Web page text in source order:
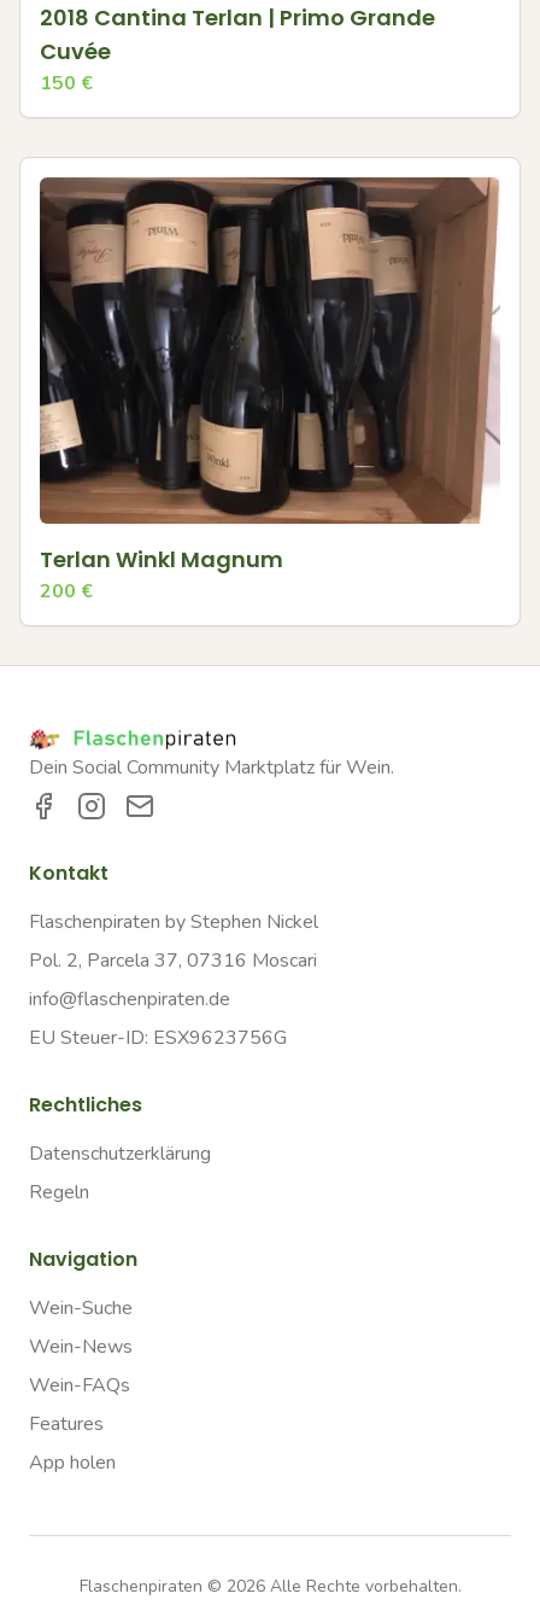
2018 Cantina Terlan | Primo Grande
Cuvée
150 €
Terlan Winkl Magnum
200 €
Dein Social Community Marktplatz für Wein.
Kontakt
Flaschenpiraten by Stephen Nickel
Pol. 2, Parcela 37, 07316 Moscari
info@flaschenpiraten.de
EU Steuer-ID: ESX9623756G
Rechtliches
Datenschutzerklärung
Regeln
Navigation
Wein-Suche
Wein-News
Wein-FAQs
Features
App holen
Flaschenpiraten © 2026Alle Rechte vorbehalten.